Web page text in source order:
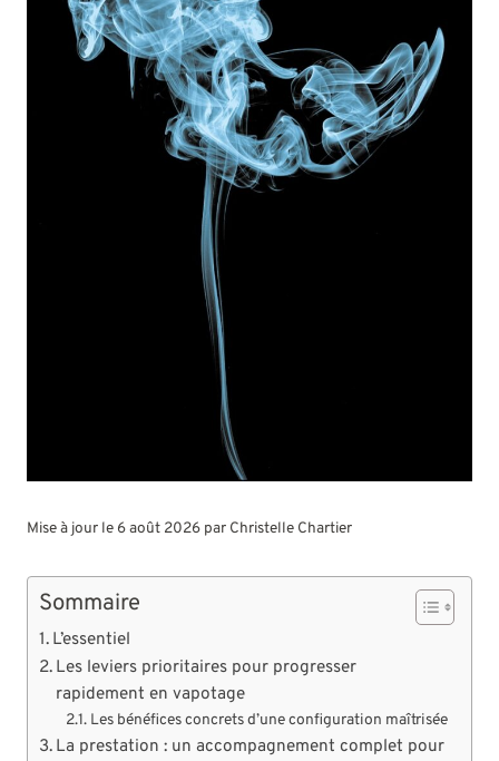
Mise à jour le 6 août 2026 par Christelle Chartier
Sommaire
L’essentiel
Les leviers prioritaires pour progresser
rapidement en vapotage
Les bénéfices concrets d’une configuration maîtrisée
La prestation : un accompagnement complet pour